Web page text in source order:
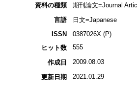
資料の種類
期刊論文=Journal
言語
日文=Japanese
ISSN
0387026X (P)
ヒット数
555
作成日 2009.08.03
更新日期 2021.01.29